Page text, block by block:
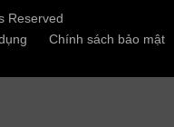
Reserved
Chính sách bảo mật